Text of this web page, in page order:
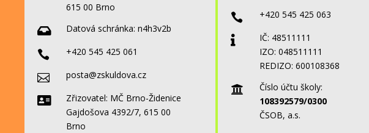
615 00 Brno
 Datová schránka: n4h3v2b
 +420 545 425 061
 posta@zskuldova.cz

Zřizovatel: MČ Brno-Židenice
Gajdošova 4392/7, 615 00
Brno
 +420 545 425 063

IČ: 48511111
IZO: 048511111
REDIZO: 600108368

Číslo účtu školy:
108392579/0300
ČSOB, a.s.